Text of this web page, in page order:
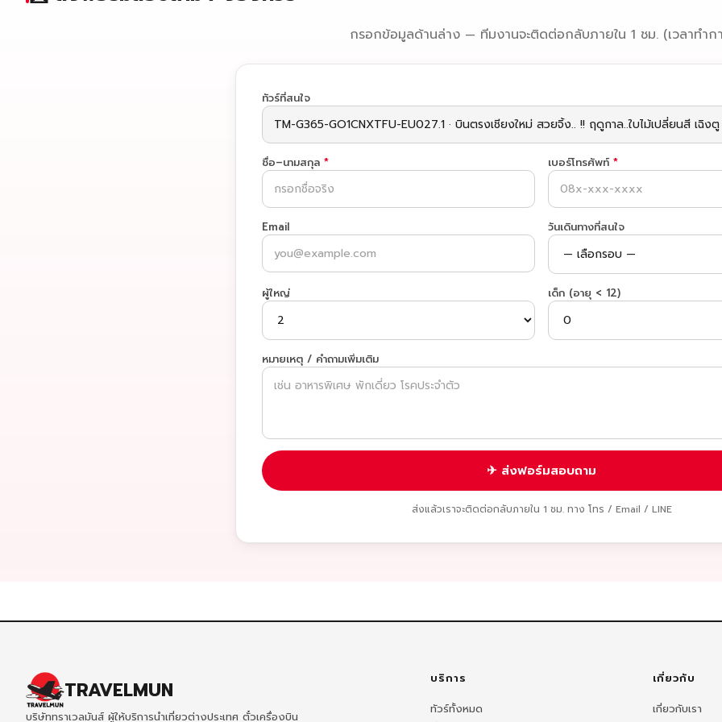
กรอกข้อมูลด้านล่าง — ทีมงานจะติดต่อกลับภายใน 1 ชม. (เวลาทำก
ทัวร์ที่สนใจ
ชื่อ–นามสกุล * เบอร์โทรศัพท์ *
Email วันเดินทางที่สนใจ
ผู้ใหญ่ เด็ก (อายุ < 12)
หมายเหตุ / คำถามเพิ่มเติม
✈ ส่งฟอร์มสอบถาม
ส่งแล้วเราจะติดต่อกลับภายใน 1 ชม. ทาง โทร / Email / LINE
TRAVELMUN
บริษัททราเวลมันส์ ผู้ให้บริการนำเที่ยวต่างประเทศ ตั๋วเครื่องบิน
บริการ
ทัวร์ทั้งหมด
เกี่ยวกับ
เกี่ยวกับเรา